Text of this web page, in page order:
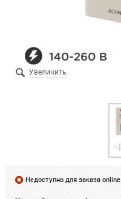
Недоступно для заказа online.